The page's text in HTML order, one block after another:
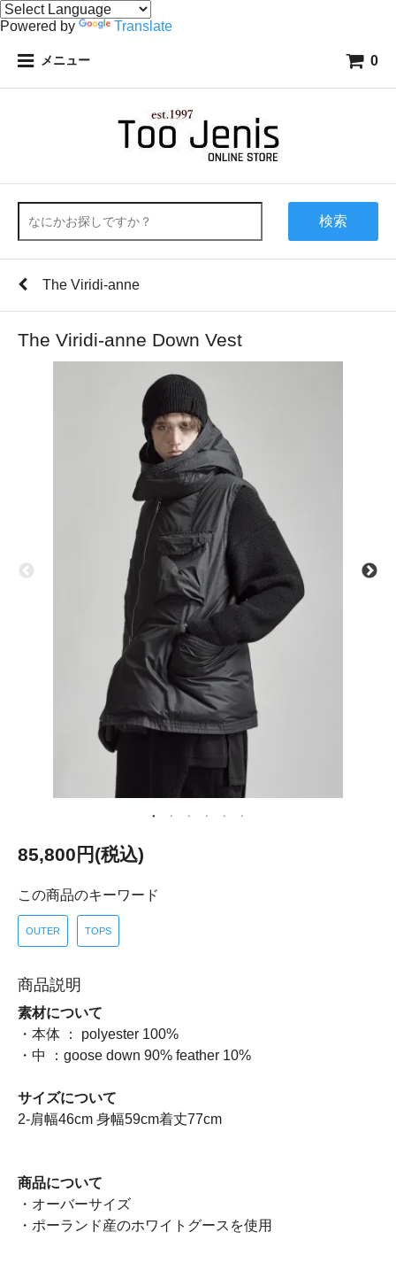
Powered by Translate
メニュー 0
検索
The Viridi-anne
The Viridi-anne Down Vest
85,800円(税込)
この商品のキーワード
OUTER TOPS
商品説明
素材について
・本体 ： polyester 100%
・中 ：goose down 90% feather 10%
サイズについて
2-肩幅46cm 身幅59cm着丈77cm
商品について
・オーバーサイズ
・ポーランド産のホワイトグースを使用